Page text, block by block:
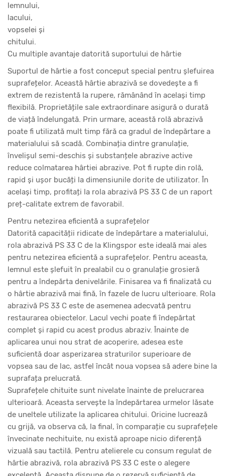
lemnului,
lacului,
vopselei și
chitului.
Cu multiple avantaje datorită suportului de hârtie
Suportul de hârtie a fost conceput special pentru șlefuirea
suprafețelor. Această hârtie abrazivă se dovedește a fi
extrem de rezistentă la rupere, rămânând în același timp
flexibilă. Proprietățile sale extraordinare asigură o durată
de viață îndelungată. Prin urmare, această rolă abrazivă
poate fi utilizată mult timp fără ca gradul de îndepărtare a
materialului să scadă. Combinația dintre granulație,
învelișul semi-deschis și substanțele abrazive active
reduce colmatarea hârtiei abrazive. Pot fi rupte din rolă,
rapid și ușor bucăți la dimensiunile dorite de utilizator. În
același timp, profitați la rola abrazivă PS 33 C de un raport
preț-calitate extrem de favorabil.
Pentru netezirea eficientă a suprafețelor
Datorită capacității ridicate de îndepărtare a materialului,
rola abrazivă PS 33 C de la Klingspor este ideală mai ales
pentru netezirea eficientă a suprafețelor. Pentru aceasta,
lemnul este șlefuit în prealabil cu o granulație grosieră
pentru a îndepărta denivelările. Finisarea va fi finalizată cu
o hârtie abrazivă mai fină, în fazele de lucru ulterioare. Rola
abrazivă PS 33 C este de asemenea adecvată pentru
restaurarea obiectelor. Lacul vechi poate fi îndepărtat
complet și rapid cu acest produs abraziv. Înainte de
aplicarea unui nou strat de acoperire, adesea este
suficientă doar asperizarea straturilor superioare de
vopsea sau de lac, astfel încât noua vopsea să adere bine la
suprafața prelucrată.
Suprafețele chituite sunt nivelate înainte de prelucrarea
ulterioară. Aceasta servește la îndepărtarea urmelor lăsate
de uneltele utilizate la aplicarea chitului. Oricine lucrează
cu grijă, va observa că, la final, în comparație cu suprafețele
învecinate nechituite, nu există aproape nicio diferență
vizuală sau tactilă. Pentru atelierele cu consum regulat de
hârtie abrazivă, rola abrazivă PS 33 C este o alegere